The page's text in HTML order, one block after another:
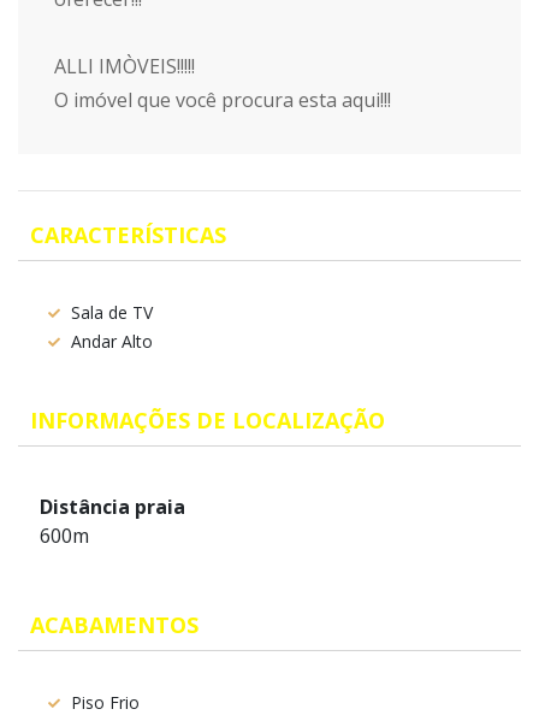
ALLI IMÒVEIS!!!!!
O imóvel que você procura esta aqui!!!
CARACTERÍSTICAS
Sala de TV
Andar Alto
INFORMAÇÕES DE LOCALIZAÇÃO
Distância praia
600m
ACABAMENTOS
Piso Frio